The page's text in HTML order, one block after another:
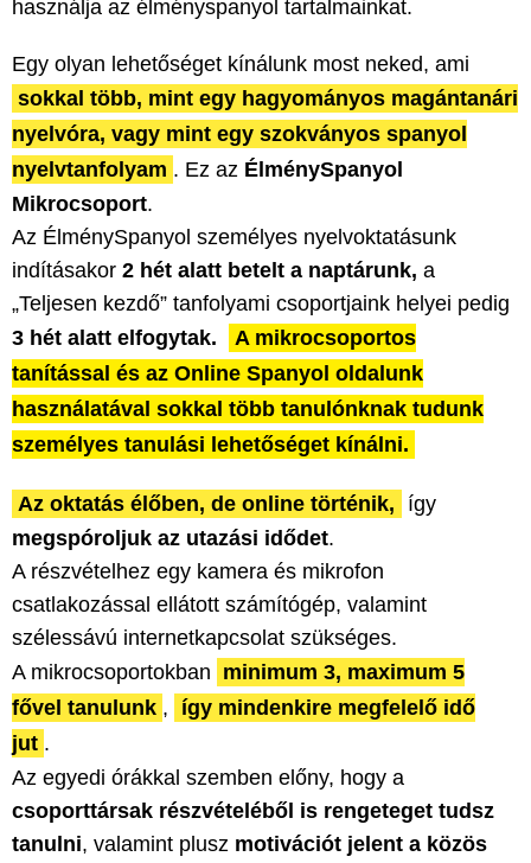
használja az élményspanyol tartalmainkat.
Egy olyan lehetőséget kínálunk most neked, ami
sokkal több, mint egy hagyományos magántanári
nyelvóra, vagy mint egy szokványos spanyol
nyelvtanfolyam . Ez az ÉlménySpanyol
Mikrocsoport.
Az ÉlménySpanyol személyes nyelvoktatásunk
indításakor 2 hét alatt betelt a naptárunk, a
„Teljesen kezdő” tanfolyami csoportjaink helyei pedig
3 hét alatt elfogytak.
A mikrocsoportos
tanítással és az Online Spanyol oldalunk
használatával sokkal több tanulónknak tudunk
személyes tanulási lehetőséget kínálni.
Az oktatás élőben, de online történik,
így
megspóroljuk az utazási idődet.
A részvételhez egy kamera és mikrofon
csatlakozással ellátott számítógép, valamint
szélessávú internetkapcsolat szükséges.
A mikrocsoportokban minimum 3, maximum 5
fővel tanulunk ,
így mindenkire megfelelő idő
jut .
Az egyedi órákkal szemben előny, hogy a
csoporttársak részvételéből is rengeteget tudsz
tanulni, valamint plusz motivációt jelent a közös